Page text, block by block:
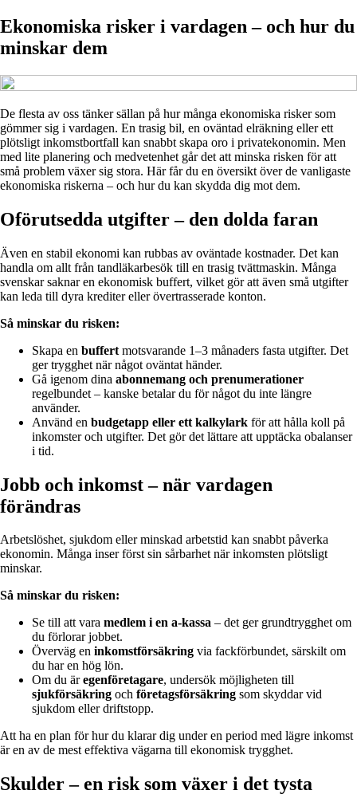
Ekonomiska risker i vardagen – och hur du
minskar dem
De flesta av oss tänker sällan på hur många ekonomiska risker som
gömmer sig i vardagen. En trasig bil, en oväntad elräkning eller ett
plötsligt inkomstbortfall kan snabbt skapa oro i privatekonomin. Men
med lite planering och medvetenhet går det att minska risken för att
små problem växer sig stora. Här får du en översikt över de vanligaste
ekonomiska riskerna – och hur du kan skydda dig mot dem.
Oförutsedda utgifter – den dolda faran
Även en stabil ekonomi kan rubbas av oväntade kostnader. Det kan
handla om allt från tandläkarbesök till en trasig tvättmaskin. Många
svenskar saknar en ekonomisk buffert, vilket gör att även små utgifter
kan leda till dyra krediter eller övertrasserade konton.
Så minskar du risken:
Skapa en buffert motsvarande 1–3 månaders fasta utgifter. Det
ger trygghet när något oväntat händer.
Gå igenom dina abonnemang och prenumerationer
regelbundet – kanske betalar du för något du inte längre
använder.
Använd en budgetapp eller ett kalkylark för att hålla koll på
inkomster och utgifter. Det gör det lättare att upptäcka obalanser
i tid.
Jobb och inkomst – när vardagen
förändras
Arbetslöshet, sjukdom eller minskad arbetstid kan snabbt påverka
ekonomin. Många inser först sin sårbarhet när inkomsten plötsligt
minskar.
Så minskar du risken:
Se till att vara medlem i en a-kassa – det ger grundtrygghet om
du förlorar jobbet.
Överväg en inkomstförsäkring via fackförbundet, särskilt om
du har en hög lön.
Om du äregenföretagare, undersök möjligheten till
sjukförsäkring och företagsförsäkring som skyddar vid
sjukdom eller driftstopp.
Att ha en plan för hur du klarar dig under en period med lägre inkomst
är en av de mest effektiva vägarna till ekonomisk trygghet.
Skulder – en risk som växer i det tysta